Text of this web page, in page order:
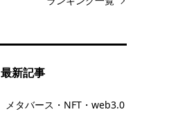
最新記事
メタバース・NFT・web3.0